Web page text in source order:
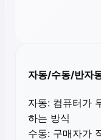
자동/수동/반자
자동: 컴퓨터가
하는 방식
수동: 구매자가